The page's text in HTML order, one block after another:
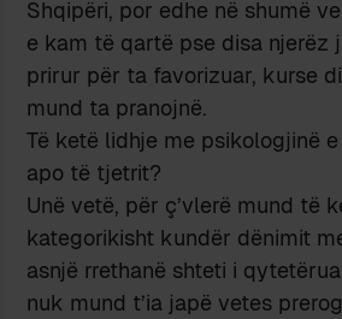
Shqipëri, por edhe në shumë
e kam të qartë pse disa njerëz
prirur për ta favorizuar, kurse
mund ta pranojnë.
Të ketë lidhje me psikologjinë
apo të tjetrit?
Unë vetë, për ç’vlerë mund të
kategorikisht kundër dënimit
asnjë rrethanë shteti i
nuk mund t’ia japë vetes